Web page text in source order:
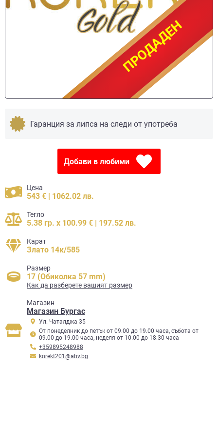
ПРОДАДЕН
ПРОДАДЕН
Гаранция за липса на следи от употреба
Добави в любими
Цена
543 € | 1062.02 лв.
Тегло
5.38 гр. x 100.99 € | 197.52 лв.
Карат
Злато 14к/585
Размер
17 (Обиколка 57 mm)
Как да разберете вашият размер
Mагазин
Магазин Бургас
Ул. Чаталджа 35
От понеделник до петък от 09.00 до 19.00 часа, събота от
09.00 до 19.00 часа, неделя от 10.00 до 18.30 часа
+359895248988
korekt201@abv.bg